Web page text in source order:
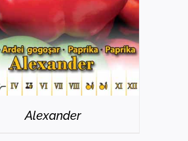
Alexander